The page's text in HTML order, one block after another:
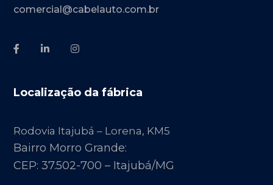
comercial@cabelauto.com.br
Localização da fábrica
Rodovia Itajubá – Lorena, KM5
Bairro Morro Grande:
CEP: 37.502-700 – Itajubá/MG